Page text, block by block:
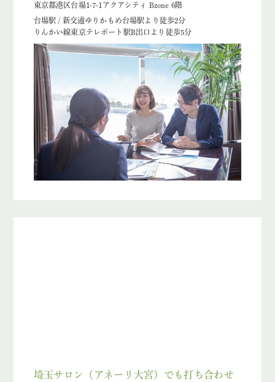
東京都港区台場1-7-1アクアシティ Bzone 6階
台場駅 / 新交通ゆりかもめ台場駅より徒歩2分
りんかい線東京テレポート駅B出口より徒歩5分
埼玉サロン（アネーリ大宮）でも打ち合わせ